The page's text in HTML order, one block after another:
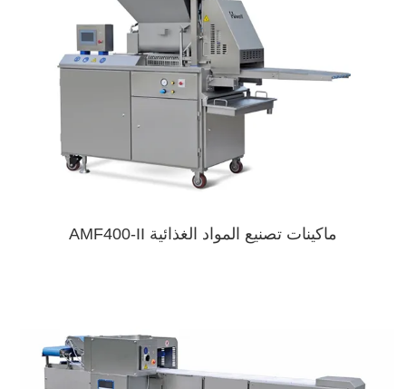
ماكينات تصنيع المواد الغذائية AMF400-II